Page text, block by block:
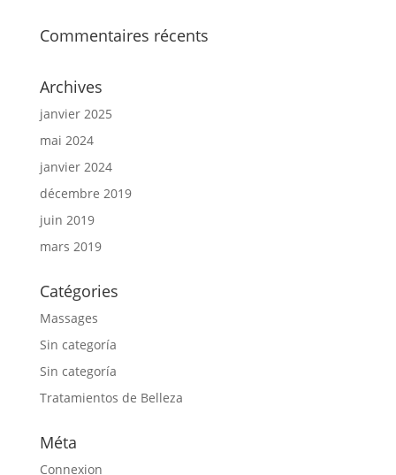
Commentaires récents
Archives
janvier 2025
mai 2024
janvier 2024
décembre 2019
juin 2019
mars 2019
Catégories
Massages
Sin categoría
Sin categoría
Tratamientos de Belleza
Méta
Connexion